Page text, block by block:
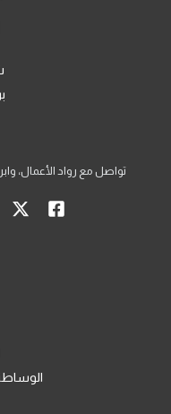
تواصل مع رواد الأعمال،